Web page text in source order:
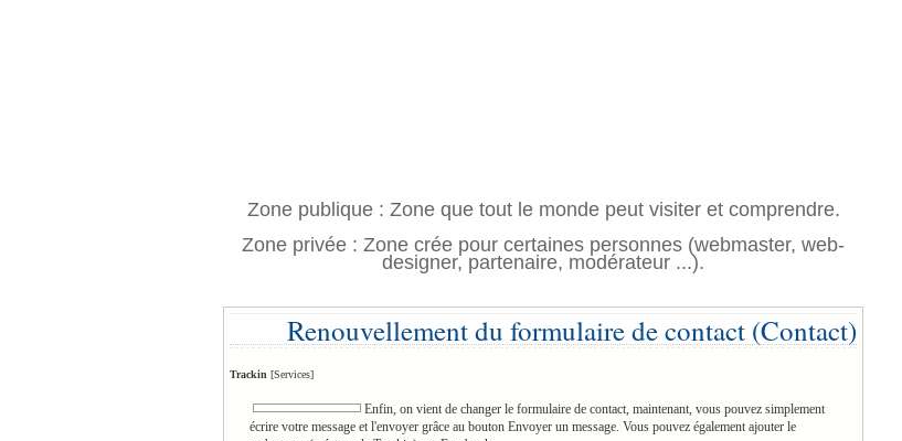
Zone publique : Zone que tout le monde peut visiter et comprendre.
Zone privée : Zone crée pour certaines personnes (webmaster, web-
designer, partenaire, modérateur ...).
Renouvellement du formulaire de contact (Contact)
Trackin [Services]
Enfin, on vient de changer le formulaire de contact, maintenant, vous pouvez simplement
écrire votre message et l'envoyer grâce au bouton Envoyer un message. Vous pouvez également ajouter le